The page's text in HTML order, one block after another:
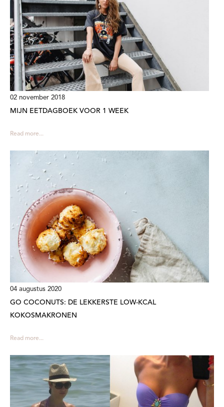
02 november 2018
MIJN EETDAGBOEK VOOR 1 WEEK
Read more...
04 augustus 2020
GO COCONUTS: DE LEKKERSTE LOW-KCAL
KOKOSMAKRONEN
Read more...